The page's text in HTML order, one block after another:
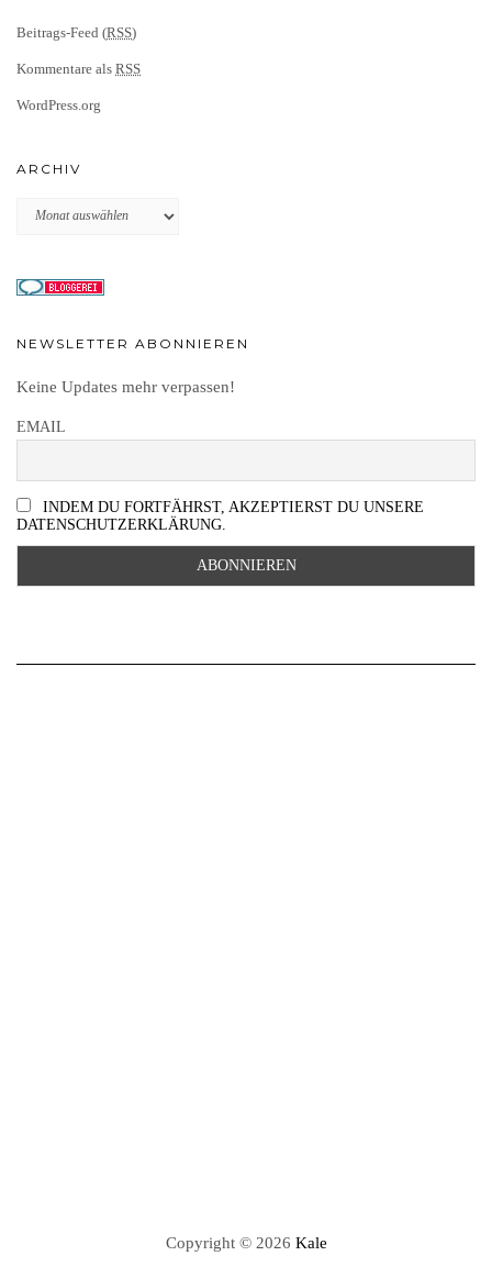
Beitrags-Feed (RSS)
Kommentare als RSS
WordPress.org
ARCHIV
Archiv
NEWSLETTER ABONNIEREN
Keine Updates mehr verpassen!
EMAIL
INDEM DU FORTFÄHRST, AKZEPTIERST DU UNSERE
DATENSCHUTZERKLÄRUNG.
Copyright © 2026 Kale